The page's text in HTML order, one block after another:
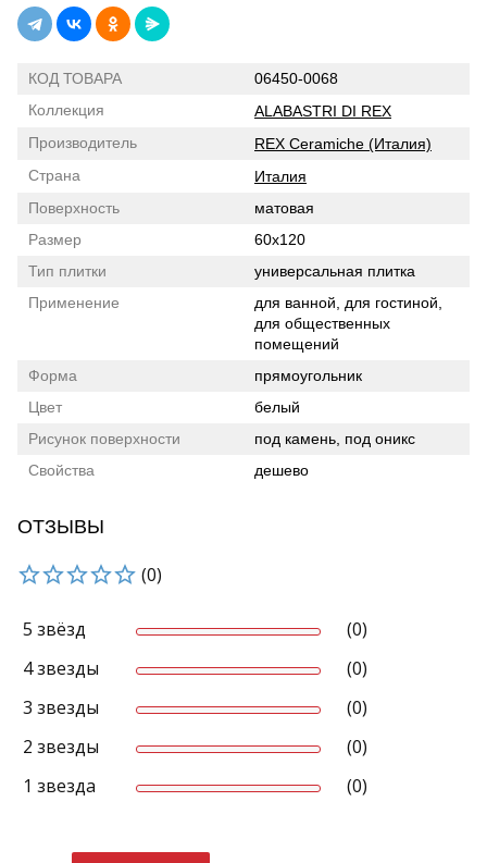
КОД ТОВАРА
06450-0068
Коллекция
ALABASTRI DI REX
Производитель
REX Ceramiche (Италия)
Страна
Италия
Поверхность
матовая
Размер
60x120
Тип плитки
универсальная плитка
Применение
для ванной, для гостиной,
для общественных
помещений
Форма
прямоугольник
Цвет
белый
Рисунок поверхности
под камень, под оникс
Свойства
дешево
ОТЗЫВЫ
(0)
5 звёзд
(0)
4 звезды
(0)
3 звезды
(0)
2 звезды
(0)
1 звезда
(0)